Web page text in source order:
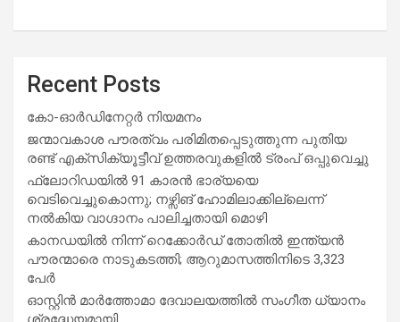
Recent Posts
കോ-ഓർഡിനേറ്റർ നിയമനം
ജന്മാവകാശ പൗരത്വം പരിമിതപ്പെടുത്തുന്ന പുതിയ
രണ്ട് എക്സിക്യൂട്ടീവ് ഉത്തരവുകളിൽ ട്രംപ് ഒപ്പുവെച്ചു
ഫ്ലോറിഡയിൽ 91 കാരൻ ഭാര്യയെ
വെടിവെച്ചുകൊന്നു; നഴ്സിങ് ഹോമിലാക്കില്ലെന്ന്
നൽകിയ വാഗ്ദാനം പാലിച്ചതായി മൊഴി
കാനഡയിൽ നിന്ന് റെക്കോർഡ് തോതിൽ ഇന്ത്യൻ
പൗരന്മാരെ നാടുകടത്തി; ആറുമാസത്തിനിടെ 3,323
പേർ
ഓസ്റ്റിൻ മാർത്തോമാ ദേവാലയത്തിൽ സംഗീത ധ്യാനം